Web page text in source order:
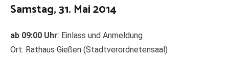
Samstag, 31. Mai 2014
ab 09:00 Uhr: Einlass und Anmeldung
Ort: Rathaus Gießen (Stadtverordnetensaal)